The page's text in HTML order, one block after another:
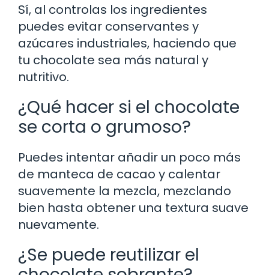
Sí, al controlas los ingredientes
puedes evitar conservantes y
azúcares industriales, haciendo que
tu chocolate sea más natural y
nutritivo.
¿Qué hacer si el chocolate
se corta o grumoso?
Puedes intentar añadir un poco más
de manteca de cacao y calentar
suavemente la mezcla, mezclando
bien hasta obtener una textura suave
nuevamente.
¿Se puede reutilizar el